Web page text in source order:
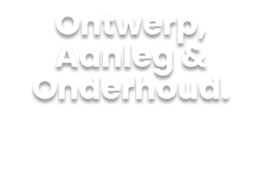
Ontwerp,
Aanleg &
Onderhoud.